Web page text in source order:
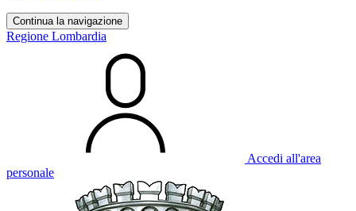
Continua la navigazione
Regione Lombardia
Accedi all'area
personale